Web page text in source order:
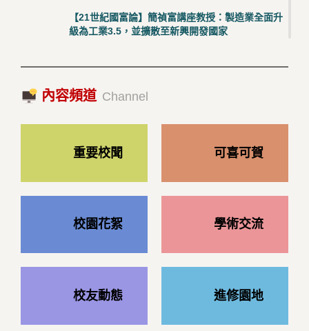
【21世紀國富論】簡禎富講座教授：製造業全面升
級為工業3.5，並擴散至新興開發國家
2023/10/18|推薦閱讀
內容頻道 Channel
重要校聞 可喜可賀
校園花絮 學術交流
校友動態 進修園地